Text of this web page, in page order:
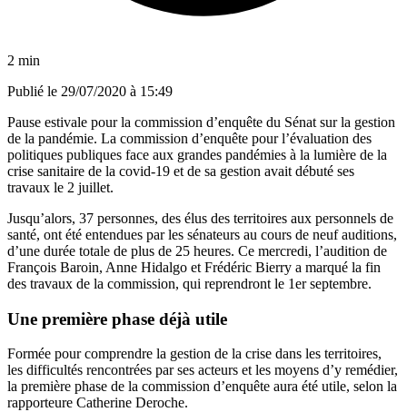
2 min
Publié le 29/07/2020 à 15:49
Pause estivale pour la commission d’enquête du Sénat sur la gestion
de la pandémie. La commission d’enquête pour l’évaluation des
politiques publiques face aux grandes pandémies à la lumière de la
crise sanitaire de la covid-19 et de sa gestion avait débuté ses
travaux le 2 juillet.
Jusqu’alors, 37 personnes, des élus des territoires aux personnels de
santé, ont été entendues par les sénateurs au cours de neuf auditions,
d’une durée totale de plus de 25 heures. Ce mercredi, l’audition de
François Baroin, Anne Hidalgo et Frédéric Bierry a marqué la fin
des travaux de la commission, qui reprendront le 1er septembre.
Une première phase déjà utile
Formée pour comprendre la gestion de la crise dans les territoires,
les difficultés rencontrées par ses acteurs et les moyens d’y remédier,
la première phase de la commission d’enquête aura été utile, selon la
rapporteure Catherine Deroche.